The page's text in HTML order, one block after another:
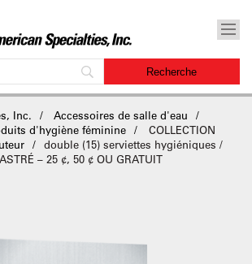
Inc.
Accessoires de salle d'eau
d'hygiène féminine
COLLECTION
double (15) serviettes hygiéniques /
– 25 ¢, 50 ¢ OU GRATUIT